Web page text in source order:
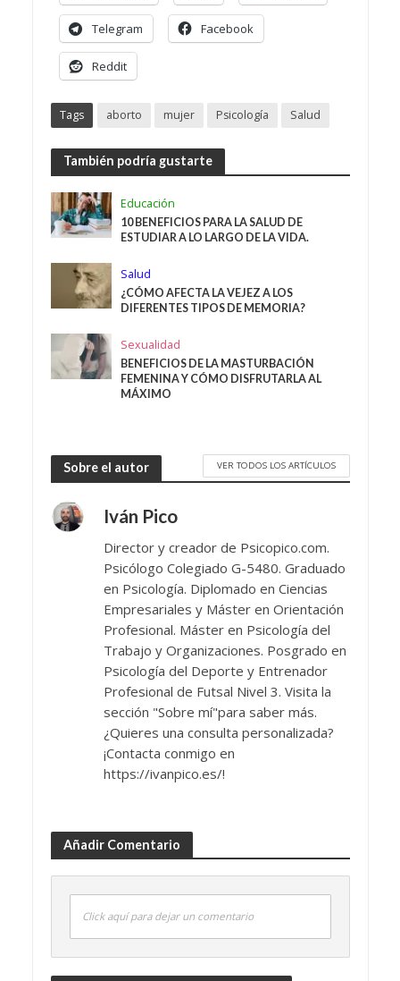
Telegram Facebook
Reddit
Tags aborto mujer Psicología Salud
También podría gustarte
Educación
10 BENEFICIOS PARA LA SALUD DE
ESTUDIAR A LO LARGO DE LA VIDA.
Salud
¿CÓMO AFECTA LA VEJEZ A LOS
DIFERENTES TIPOS DE MEMORIA?
Sexualidad
BENEFICIOS DE LA MASTURBACIÓN
FEMENINA Y CÓMO DISFRUTARLA AL
MÁXIMO
Sobre el autor VER TODOS LOS ARTÍCULOS
Iván Pico
Director y creador de Psicopico.com.
Psicólogo Colegiado G-5480. Graduado
en Psicología. Diplomado en Ciencias
Empresariales y Máster en Orientación
Profesional. Máster en Psicología del
Trabajo y Organizaciones. Posgrado en
Psicología del Deporte y Entrenador
Profesional de Futsal Nivel 3. Visita la
sección "Sobre mí"para saber más.
¿Quieres una consulta personalizada?
¡Contacta conmigo en
https://ivanpico.es/!
Añadir Comentario
Click aquí para dejar un comentario